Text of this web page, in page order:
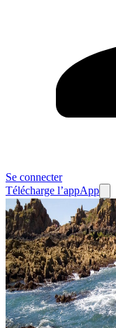
Se connecter
Télécharge l’appApp